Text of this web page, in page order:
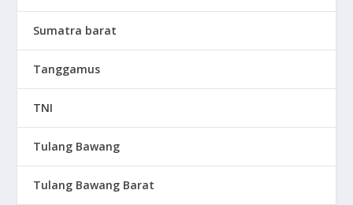
Sumatra barat
Tanggamus
TNI
Tulang Bawang
Tulang Bawang Barat